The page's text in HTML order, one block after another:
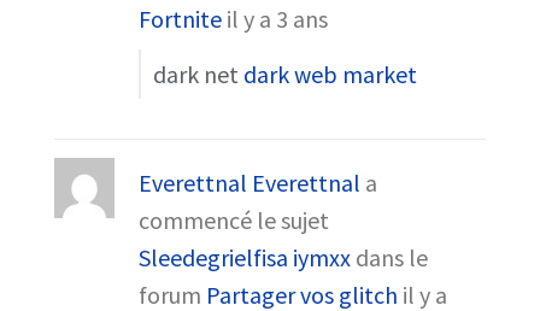
Fortnite il y a 3 ans
dark net dark web market
Everettnal Everettnal a
commencé le sujet
Sleedegrielfisa iymxx dans le
forum Partager vos glitch il y a